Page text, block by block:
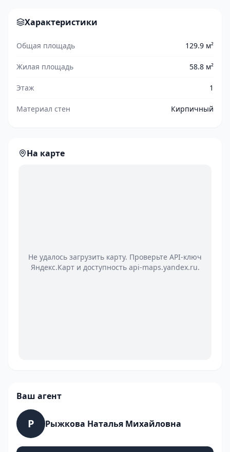
Характеристики
Общая площадь 129.9 м²
Жилая площадь 58.8 м²
Этаж 1
Материал стен Кирпичный
На карте
Не удалось загрузить карту. Проверьте API-ключ
Яндекс.Карт и доступность api-maps.yandex.ru.
Ваш агент
Р Рыжкова Наталья Михайловна